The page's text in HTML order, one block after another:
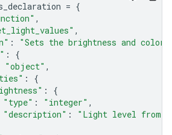
= {
,
,
:
"Sets the brightness and
:
{
"object" ,
:
{
:
{
"type" : "integer" ,
"description" :
"Light level from